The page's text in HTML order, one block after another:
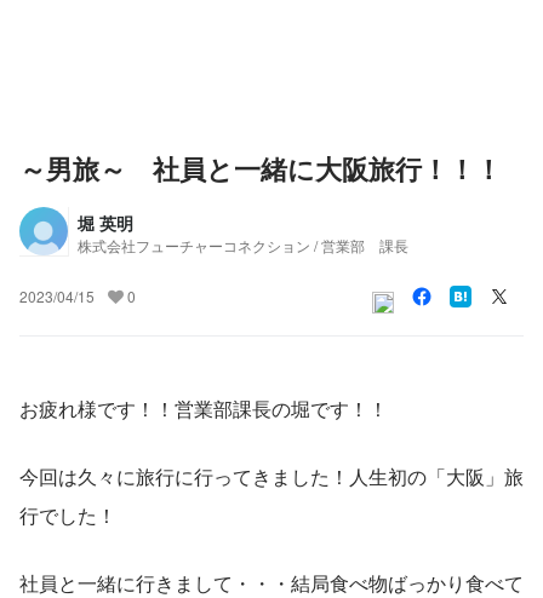
～男旅～ 社員と一緒に大阪旅行！！！
堀 英明
株式会社フューチャーコネクション / 営業部 課長
2023/04/15 0
お疲れ様です！！営業部課長の堀です！！
今回は久々に旅行に行ってきました！人生初の「大阪」旅
行でした！
社員と一緒に行きまして・・・結局食べ物ばっかり食べて